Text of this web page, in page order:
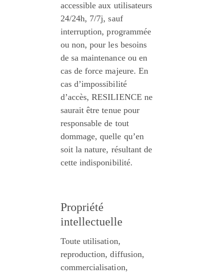
accessible aux utilisateurs
24/24h, 7/7j, sauf
interruption, programmée
ou non, pour les besoins
de sa maintenance ou en
cas de force majeure. En
cas d’impossibilité
d’accès, RESILIENCE ne
saurait être tenue pour
responsable de tout
dommage, quelle qu’en
soit la nature, résultant de
cette indisponibilité.
Propriété
intellectuelle
Toute utilisation,
reproduction, diffusion,
commercialisation,